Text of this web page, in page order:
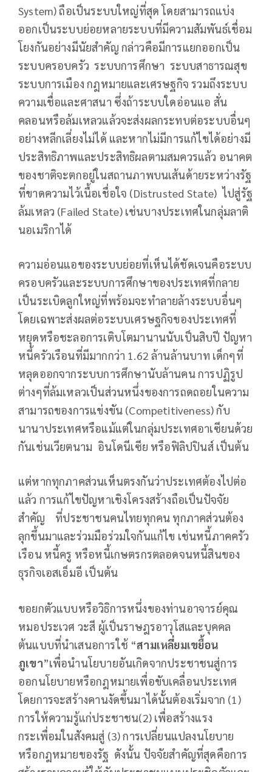
System) ถือเป็นระบบใหญ่ที่สุด โดยสามารถแบ่ง
ออกเป็นระบบย่อยหลายระบบที่มีความสัมพันธ์เชื่อม
โยงกันอย่างมีนัยสำคัญ กล่าวคือมีการแยกออกเป็น
ระบบครอบครัว ระบบการศึกษา ระบบสาธารณสุข
ระบบการเมือง กฎหมายและเศรษฐกิจ รวมถึงระบบ
ความเชื่อและศาสนา ซึ่งถ้าระบบใดอ่อนแอ สั่น
คลอนหรือล้มเหลวแล้วจะส่งผลกระทบต่อระบบอื่นๆ
อย่างหลีกเลี่ยงไม่ได้ และหากไม่มีการแก้ไขได้อย่างมี
ประสิทธิภาพและประสิทธิผลตามสมควรแล้ว อนาคต
ของชาติจะตกอยู่ในสถานภาพบนเส้นด้ายระหว่างรัฐ
ที่ขาดความไว้เนื้อเชื่อใจ (Distrusted State) ไปสู่รัฐ
ล้มเหลว (Failed State) เช่นบางประเทศในกลุ่มลาติ
นอเมริกาได้
ความอ่อนแอของระบบย่อยที่เห็นได้ชัดเจนคือระบบ
ครอบครัวและระบบการศึกษาของประเทศที่กลาย
เป็นระเบิดลูกใหญ่ที่พร้อมจะทำลายล้างระบบอื่นๆ
โดยเฉพาะส่งผลต่อระบบเศรษฐกิจของประเทศที่
หยุดหรือชะลอการเติบโตมานานนับเป็นสิบปี ปัญหา
หนี้ครัวเรือนที่มีมากกว่า 1.62 ล้านล้านบาท เด็กๆที่
หลุดออกจากระบบการศึกษานับล้านคน การปฏิรูป
ต่างๆที่ล้มเหลวเป็นส่วนหนึ่งของการถดถอยในความ
สามารถของการแข่งขัน (Competitiveness) กับ
นานาประเทศหรือแม้แต่ในกลุ่มประเทศอาเซียนด้วย
กันเช่นเวียตนาม อินโดนีเซีย หรือฟิลิปปินส์ เป็นต้น
แต่หากทุกภาคส่วนเห็นตรงกันว่าประเทศต้องไปต่อ
แล้ว การแก้ไขปัญหาเชิงโครงสร้างถือเป็นปัจจัย
สำคัญ ที่ประชาชนคนไทยทุกคน ทุกภาคส่วนต้อง
ลุกขึ้นมาและร่วมมือร่วมใจกันแก้ไข เช่นหนี้ภาคครัว
เรือน หนี้ครู หรือหนี้เกษตรกรตลอดจนหนี้สินของ
ธุรกิจเอสเอ็มอี เป็นต้น
ขอยกตัวแบบหรือวิธิการหนึ่งของท่านอาจารย์คุณ
หมอประเวศ วะสี ผู้เป็นราษฎรอาวุโสและบุคคล
ต้นแบบที่นำเสนอการใช้ “สามเหลี่ยมเขยื้อน
ภูเขา”เพื่อนำนโยบายอันเกิดจากประชาชนสู่การ
ออกนโยบายหรือกฎหมายเพื่อขับเคลื่อนประเทศ
โดยการจะสร้างคานงัดขึ้นมาได้นั้นต้องเริ่มจาก (1)
การให้ความรู้แก่ประชาชน(2) เพื่อสร้างแรง
กระเพื่อมในสังคมสู่ (3) การเปลี่ยนแปลงนโยบาย
หรือกฎหมายของรัฐ ดังนั้น ปัจจัยสำคัญที่สุดคือการ